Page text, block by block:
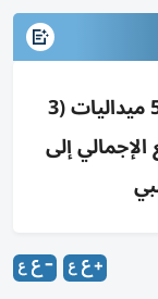
منتخب الإمارات للجوجيتسو يحرز 5 ميداليات (3
إلى